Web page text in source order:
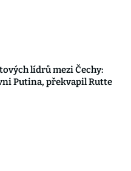
lídrů mezi Čechy:
Putina, překvapil Rutte